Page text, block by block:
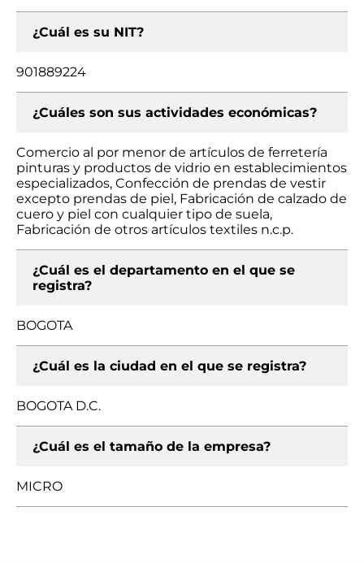
¿Cuál es su NIT?
901889224
¿Cuáles son sus actividades económicas?
Comercio al por menor de artículos de ferretería
pinturas y productos de vidrio en establecimientos
especializados, Confección de prendas de vestir
excepto prendas de piel, Fabricación de calzado de
cuero y piel con cualquier tipo de suela,
Fabricación de otros artículos textiles n.c.p.
¿Cuál es el departamento en el que se
registra?
BOGOTA
¿Cuál es la ciudad en el que se registra?
BOGOTA D.C.
¿Cuál es el tamaño de la empresa?
MICRO